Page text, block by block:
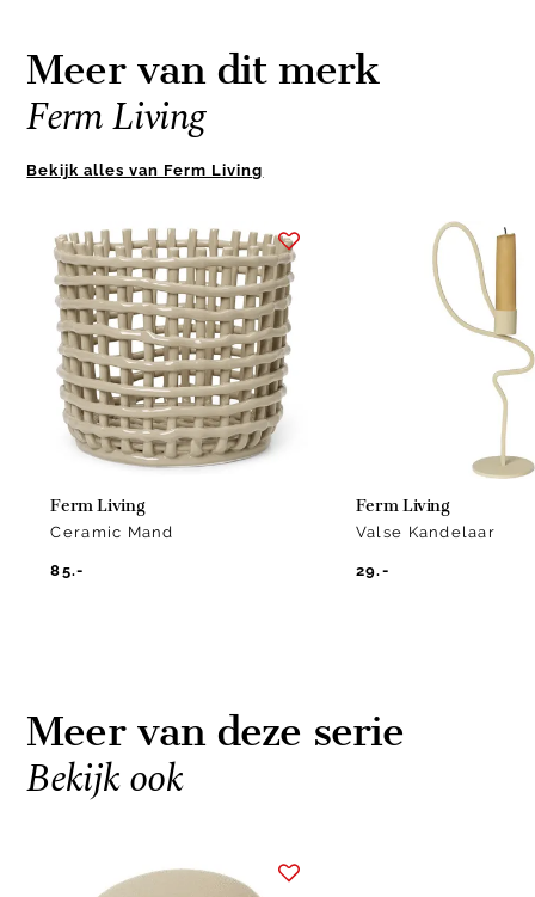
Meer van dit merk
Ferm Living
Bekijk alles van Ferm Living
Ferm Living
Ceramic Mand
85.-
Ferm Living
Valse Kandelaar
29.-
Meer van deze serie
Bekijk ook